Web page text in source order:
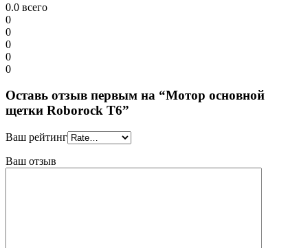
0.0 всего
0
0
0
0
0
Оставь отзыв первым на “Мотор основной
щетки Roborock T6”
Ваш рейтинг
Ваш отзыв